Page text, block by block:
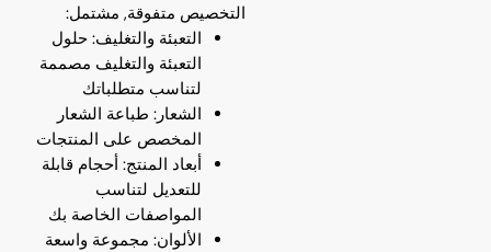
التخصيص متفوقة, مشتمل:
التعبئة والتغليف: حلول
التعبئة والتغليف مصممة
لتناسب متطلباتك
الشعار: طباعة الشعار
المخصص على المنتجات
أبعاد المنتج: أحجام قابلة
للتعديل لتناسب
المواصفات الخاصة بك
الألوان: مجموعة واسعة